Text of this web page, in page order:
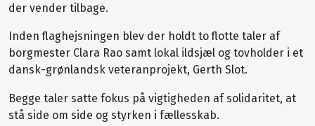
der vender tilbage.
Inden flaghejsningen blev der holdt to flotte taler af
borgmester Clara Rao samt lokal ildsjæl og tovholder i et
dansk-grønlandsk veteranprojekt, Gerth Slot.
Begge taler satte fokus på vigtigheden af solidaritet, at
stå side om side og styrken i fællesskab.